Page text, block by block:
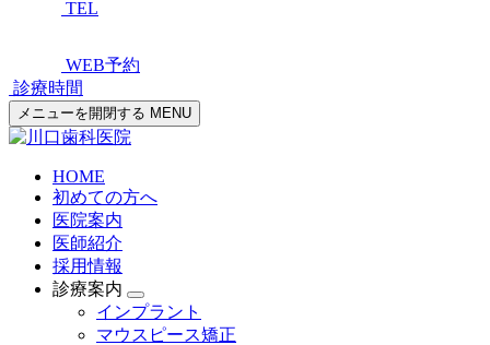
TEL
WEB予約
診療時間
メニューを開閉する MENU
HOME
初めての方へ
医院案内
医師紹介
採用情報
診療案内
インプラント
マウスピース矯正